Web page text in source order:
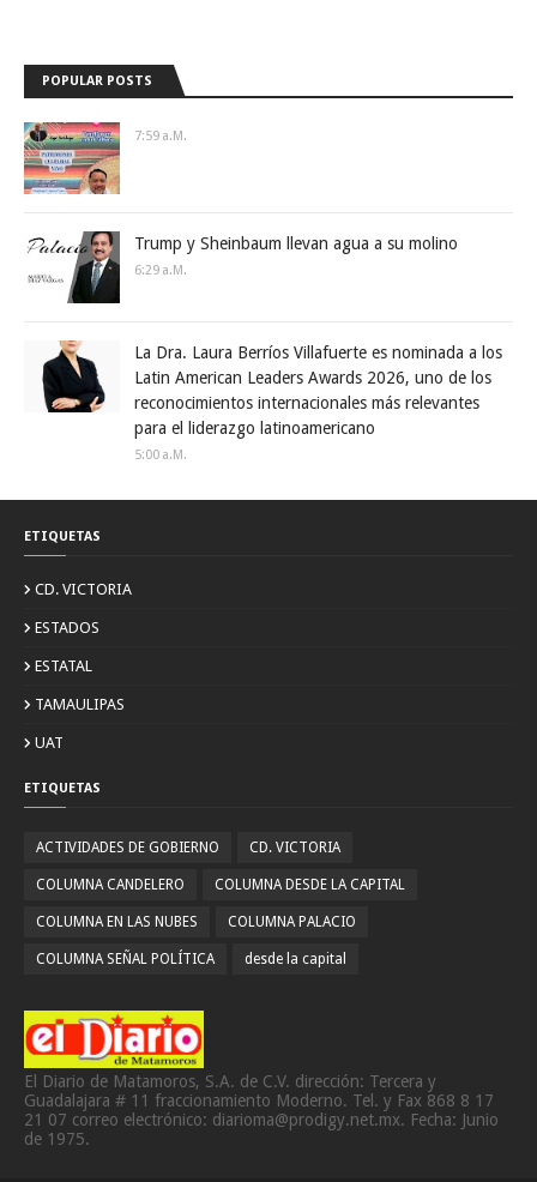
POPULAR POSTS
7:59 A.m.
Trump y Sheinbaum llevan agua a su molino
6:29 A.m.
La Dra. Laura Berríos Villafuerte es nominada a los
Latin American Leaders Awards 2026, uno de los
reconocimientos internacionales más relevantes
para el liderazgo latinoamericano
5:00 A.m.
ETIQUETAS
CD. VICTORIA
ESTADOS
ESTATAL
TAMAULIPAS
UAT
ETIQUETAS
ACTIVIDADES DE GOBIERNO CD. VICTORIA
COLUMNA CANDELERO COLUMNA DESDE LA CAPITAL
COLUMNA EN LAS NUBES COLUMNA PALACIO
COLUMNA SEÑAL POLÍTICA desde la capital
El Diario de Matamoros, S.A. de C.V. dirección: Tercera y
Guadalajara # 11 fraccionamiento Moderno. Tel. y Fax 868 8 17
21 07 correo electrónico: diarioma@prodigy.net.mx. Fecha: Junio
de 1975.